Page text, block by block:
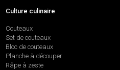
Culture culinaire
Couteaux
Set de couteaux
Bloc de couteaux
Planche à découper
Râpe à zeste